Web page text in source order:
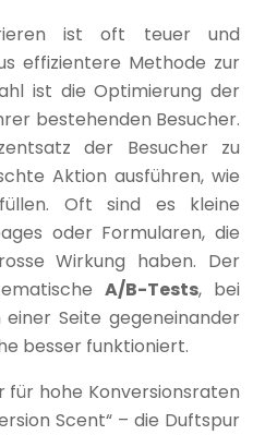
ist oft teuer und
effizientere Methode zur
ist die Optimierung der
bestehenden Besucher.
der Besucher zu
Aktion ausführen, wie
Oft sind es kleine
oder Formularen, die
Wirkung haben. Der
A/B-Tests, bei
Seite gegeneinander
besser funktioniert.
für hohe Konversionsraten
Scent“ – die Duftspur